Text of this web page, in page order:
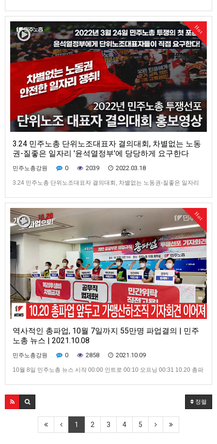
Hot
3.24 민주노총 단위노조대표자 결의대회, 차별없는 노동
권-질좋은 일자리 '윤석열정부'에 당당하게 요구한다
민주노총강원 0 2039 2022.03.18
3.24 민주노총 단위노조대표자 결의대회, 차별없는 노동권-질좋은 일자리
Hot
역사적인 총파업, 10월 7일까지 55만명 파업결의 | 민주
노총 뉴스 | 2021.10.08
민주노총강원 0 2858 2021.10.09
10월 8일 민주노총 뉴스 시작 00:00 인트로 00:10 오프닝 00:31 10.20 총파
회 열려 07:21 클로징 : “스타벅스파트너는 일회용소모품이 아닙니다”
정렬
1 2 3 4 5